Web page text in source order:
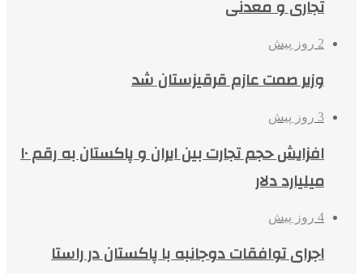
تجاری و معدنی
2 روز پیش
وزیر صمت عازم قرقیزستان شد
3 روز پیش
افزایش حجم تجارت بین ایران و پاکستان به رقم ۱۰
میلیارد دلار
4 روز پیش
اجرای توافقات دوجانبه با پاکستان در راستا